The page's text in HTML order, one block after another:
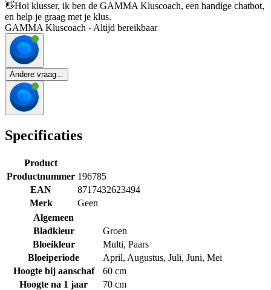
👋Hoi klusser, ik ben de GAMMA Kluscoach, een handige chatbot,
en help je graag met je klus.
GAMMA Kluscoach - Altijd bereikbaar
Andere vraag...
Specificaties
Product
Productnummer 196785
EAN
8717432623494
Merk
Geen
Algemeen
Bladkleur
Groen
Bloeikleur
Multi, Paars
Bloeiperiode
April, Augustus, Juli, Juni, Mei
Hoogte bij aanschaf
60 cm
Hoogte na 1 jaar
70 cm